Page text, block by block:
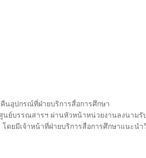
นอุปกรณ์ที่ฝ่ายบริการสื่อการศึกษา
ย์บรรณสารฯ ผ่านหัวหน้าหน่วยงานลงนามรั
ยมีเจ้าหน้าที่ฝ่ายบริการสื่อการศึกษาแนะนำ